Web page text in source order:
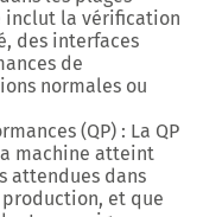
inclut la vérification
des interfaces
de
normales ou
(QP) : La QP
machine atteint
attendues dans
et que